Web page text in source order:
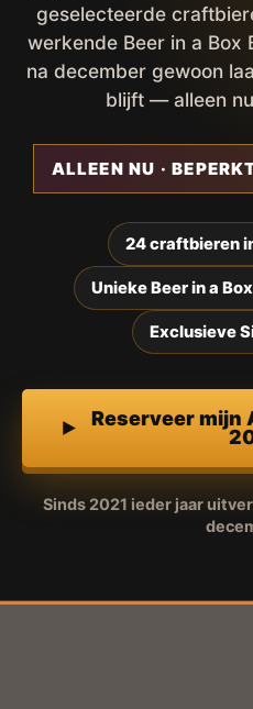
geselecteerde
werkende Beer in a Box
na december gewoon
blijft — alleen
ALLEEN NU ·
24 craftbieren
Unieke Beer in a
Exclusieve
Reserveer mijn
Sinds 2021 ieder jaar